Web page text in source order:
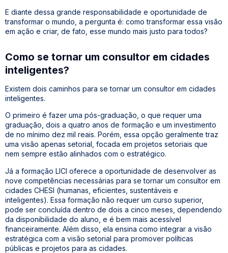
E diante dessa grande responsabilidade e oportunidade de
transformar o mundo, a pergunta é: como transformar essa visão
em ação e criar, de fato, esse mundo mais justo para todos?
Como se tornar um consultor em cidades
inteligentes?
Existem dois caminhos para se tornar um consultor em cidades
inteligentes.
O primeiro é fazer uma pós-graduação, o que requer uma
graduação, dois a quatro anos de formação e um investimento
de no mínimo dez mil reais. Porém, essa opção geralmente traz
uma visão apenas setorial, focada em projetos setoriais que
nem sempre estão alinhados com o estratégico.
Já a formação LICI oferece a oportunidade de desenvolver as
nove competências necessárias para se tornar um consultor em
cidades CHESI (humanas, eficientes, sustentáveis e
inteligentes). Essa formação não requer um curso superior,
pode ser concluída dentro de dois a cinco meses, dependendo
da disponibilidade do aluno, e é bem mais acessível
financeiramente. Além disso, ela ensina como integrar a visão
estratégica com a visão setorial para promover políticas
públicas e projetos para as cidades.